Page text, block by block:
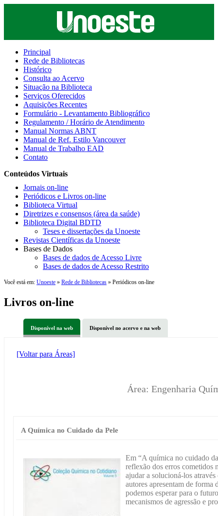
Principal
Rede de Bibliotecas
Histórico
Consulta ao Acervo
Situação na Biblioteca
Serviços Oferecidos
Aquisições Recentes
Formulário - Levantamento Bibliográfico
Regulamento / Horário de Atendimento
Manual Normas ABNT
Manual de Ref. Estilo Vancouver
Manual de Trabalho EAD
Contato
Conteúdos Virtuais
Jornais on-line
Periódicos e Livros on-line
Biblioteca Virtual
Diretrizes e consensos (área da saúde)
Biblioteca Digital BDTD
Teses e dissertações da Unoeste
Revistas Científicas da Unoeste
Bases de Dados
Bases de dados de Acesso Livre
Bases de dados de Acesso Restrito
Você está em: Unoeste » Rede de Bibliotecas » Periódicos on-line
Livros on-line
Disponível na web Disponível no acervo e na web
[Voltar para Áreas]
Área: Engenharia
A Química no Cuidado da Pele
Em “A química no cuidado
reflexão dos erros cometidos
ajudar a solucioná-los
autores apresentam de forma
podemos esperar para o
mecanismos de agressão e